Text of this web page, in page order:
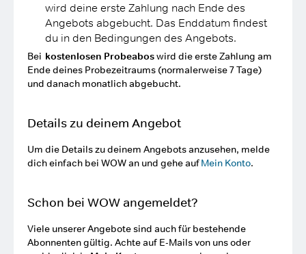
wird deine erste Zahlung nach Ende des
Angebots abgebucht. Das Enddatum findest
du in den Bedingungen des Angebots.
Bei kostenlosen Probeaboswird die erste Zahlung am
Ende deines Probezeitraums (normalerweise 7 Tage)
und danach monatlich abgebucht.
Details zu deinem Angebot
Um die Details zu deinem Angebots anzusehen, melde
dich einfach bei WOW an und gehe aufMein Konto.
Schon bei WOW angemeldet?
Viele unserer Angebote sind auch für bestehende
Abonnenten gültig. Achte auf E-Mails von uns oder